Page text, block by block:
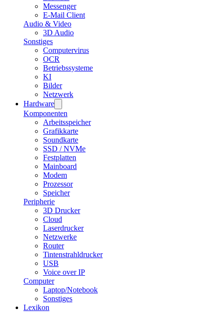
Messenger
E-Mail Client
Audio & Video
3D Audio
Sonstiges
Computervirus
OCR
Betriebssysteme
KI
Bilder
Netzwerk
Hardware
Komponenten
Arbeitsspeicher
Grafikkarte
Soundkarte
SSD / NVMe
Festplatten
Mainboard
Modem
Prozessor
Speicher
Peripherie
3D Drucker
Cloud
Laserdrucker
Netzwerke
Router
Tintenstrahldrucker
USB
Voice over IP
Computer
Laptop/Notebook
Sonstiges
Lexikon